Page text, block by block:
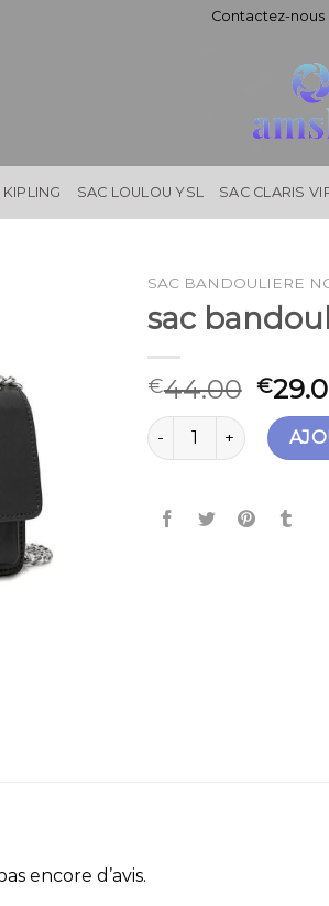
Contactez-nous
KIPLING SAC LOULOU YSL SAC CLARIS
SAC BANDOULIERE
sac
€44.00 €
quantité de sac
encore d’avis.